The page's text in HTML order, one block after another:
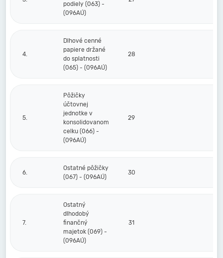
podiely (063) -
(096AÚ)
4.
Dlhové cenné
papiere držané
do splatnosti
(065) - (096AÚ)
28
5.
Pôžičky
účtovnej
jednotke v
konsolidovanom
celku (066) -
(096AÚ)
29
6.
Ostatné pôžičky
(067) - (096AÚ)
30
7.
Ostatný
dlhodobý
finančný
majetok (069) -
(096AÚ)
31